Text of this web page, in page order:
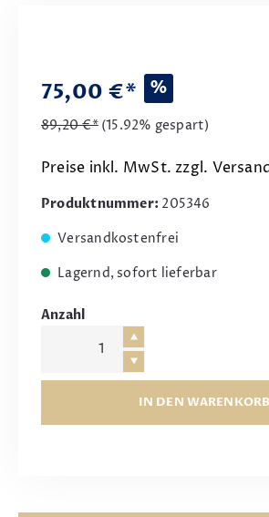
75,00 €* %
89,20 €* (15.92% gespart)
Preise inkl. MwSt. zzgl.
Produktnummer: 205346
Versandkostenfrei
Lagernd, sofort lieferbar
Anzahl
IN DEN WARENKORB